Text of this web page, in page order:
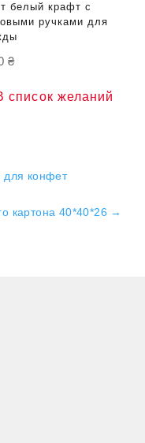
белый крафт с
ручками для
₴
список желаний
для конфет
картона 40*40*26 →